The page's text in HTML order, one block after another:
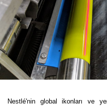
Nestlé'nin global ikonları ve